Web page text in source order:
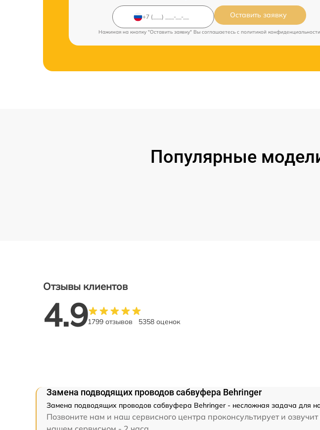
Оставить заявку
Нажимая на кнопку "Оставить заявку" Вы соглашаетесь c политикой конфиденциальности
Популярные
Отзывы клиентов
4.91799 отзывов 5358 оценок
Замена подводящих проводов сабвуфера Behringer
Замена подводящих проводов сабвуфера Behringer - несложная задача для
Позвоните нам и наш сервисного центра проконсультирует и